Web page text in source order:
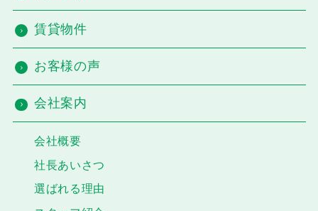
賃貸物件
お客様の声
会社案内
会社概要
社長あいさつ
選ばれる理由